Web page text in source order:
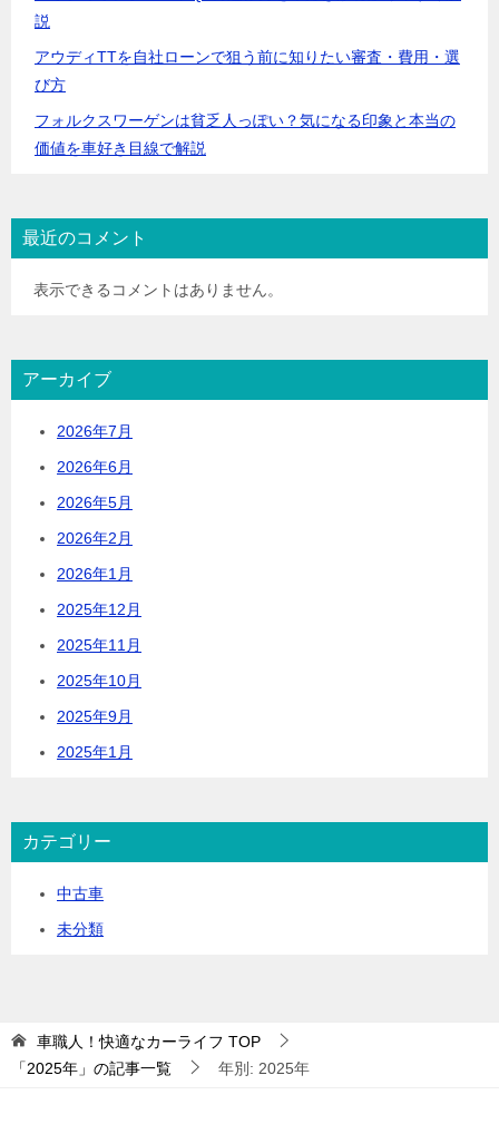
説
アウディTTを自社ローンで狙う前に知りたい審査・費用・選
び方
フォルクスワーゲンは貧乏人っぽい？気になる印象と本当の
価値を車好き目線で解説
最近のコメント
表示できるコメントはありません。
アーカイブ
2026年7月
2026年6月
2026年5月
2026年2月
2026年1月
2025年12月
2025年11月
2025年10月
2025年9月
2025年1月
カテゴリー
中古車
未分類
車職人！快適なカーライフ TOP
「2025年」の記事一覧
年別: 2025年